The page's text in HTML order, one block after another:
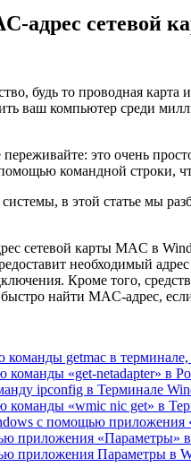
адрес сетевой
будь то проводная
ваш компьютер среди
это очень
командной строки,
в этой статье мы
сетевой карты MAC в
необходимый
Кроме того,
найти MAC-адрес,
getmac в
«get-netadapter» в
ipconfig в Терминале
команды «wmic nic get» в
с помощью приложения
приложения «Параметры»
приложения Параметры в